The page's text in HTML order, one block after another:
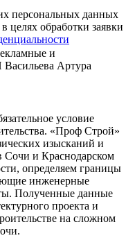
персональных данных
обработки заявки
и
Артура
условие
«Проф Строй»
изысканий и
Сочи и Краснодарском
определяем границы
инженерные
Полученные данные
проекта и
на сложном